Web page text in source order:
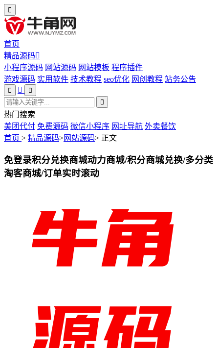
首页
精品源码
小程序源码 网站源码 网站模板 程序插件
游戏源码 实用软件 技术教程 seo优化 网创教程 站务公告
热门搜索
美团代付 免费源码 微信小程序 网址导航 外卖餐饮
首页 > 精品源码>网站源码> 正文
免登录积分兑换商城动力商城/积分商城兑换/多分类
淘客商城/订单实时滚动